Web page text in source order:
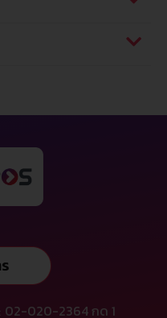
02-020-2364 กด 1